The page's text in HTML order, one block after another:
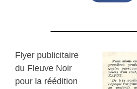
Flyer publicitaire
du Fleuve Noir
pour la réédition